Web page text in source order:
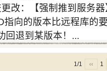
更改：【强制推到服务
指向的版本比远程库的
回退到某版本！...
1/1 ‹‹ 1